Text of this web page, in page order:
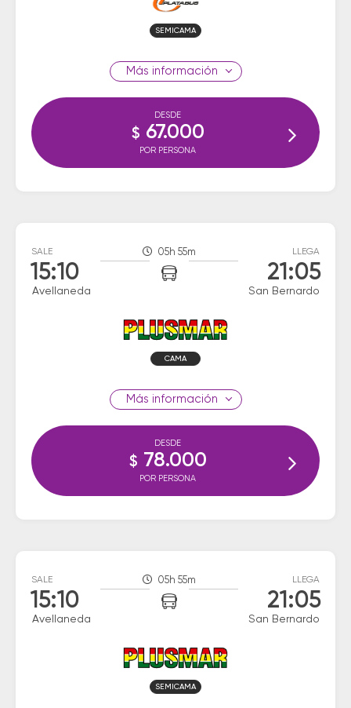
SEMICAMA
información
DESDE
$ 67.000
POR PERSONA
SALE
15:10
Avellaneda
05h 55m LLEGA
21:05
San Bernardo
CAMA
información
DESDE
$ 78.000
POR PERSONA
SALE
15:10
Avellaneda
05h 55m LLEGA
21:05
San Bernardo
SEMICAMA